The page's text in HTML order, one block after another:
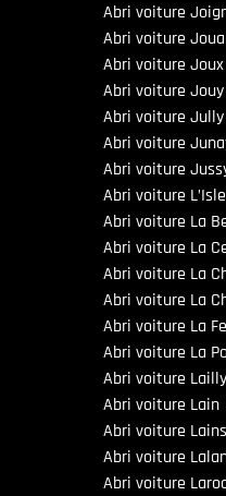
Abri voiture
Abri voiture
Abri voiture
Abri voiture Jouy
Abri voiture Jully
Abri voiture
Abri voiture
Abri voiture
Abri voiture La
Abri voiture La
Abri voiture La
Abri voiture La
Abri voiture La
Abri voiture La
Abri voiture Lailly
Abri voiture Lain
Abri voiture
Abri voiture
Abri voiture